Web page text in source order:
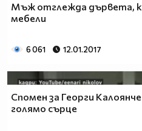
Мъж отглежда дървета,
мебели
6 061 12.01.2017
Спомен за Георги
голямо сърце